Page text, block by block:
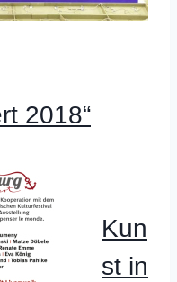
2018“
Kun
st in